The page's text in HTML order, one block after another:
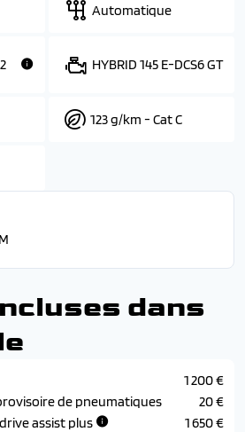
Automatique
HYBRID 145 E-DCS6 GT
123 g/km - Cat C
dans
1 200 €
de pneumatiques
20 €
assist plus
1 650 €